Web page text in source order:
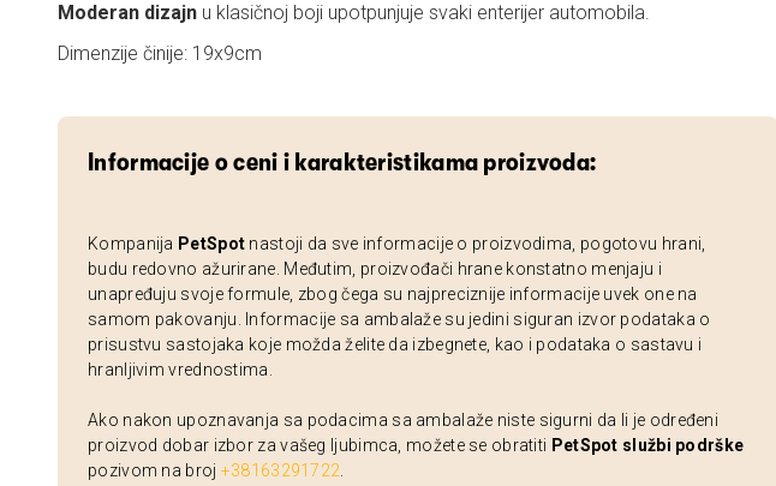
Moderan dizajn u klasičnoj boji upotpunjuje svaki enterijer automobila.
Dimenzije činije: 19x9cm
Informacije o ceni i karakteristikama proizvoda:
Kompanija PetSpot nastoji da sve informacije o proizvodima, pogotovu hrani,
budu redovno ažurirane. Međutim, proizvođači hrane konstatno menjaju i
unapređuju svoje formule, zbog čega su najpreciznije informacije uvek one na
samom pakovanju. Informacije sa ambalaže su jedini siguran izvor podataka o
prisustvu sastojaka koje možda želite da izbegnete, kao i podataka o sastavu i
hranljivim vrednostima.
Ako nakon upoznavanja sa podacima sa ambalaže niste sigurni da li je određeni
proizvod dobar izbor za vašeg ljubimca, možete se obratiti PetSpot službi podrške
pozivom na broj +38163291722